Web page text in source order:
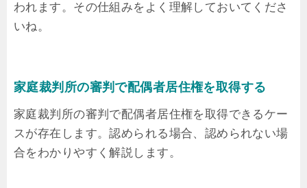
われます。その仕組みをよく理解しておいてくださ
いね。
家庭裁判所の審判で配偶者居住権を取得する
家庭裁判所の審判で配偶者居住権を取得できるケー
スが存在します。認められる場合、認められない場
合をわかりやすく解説します。